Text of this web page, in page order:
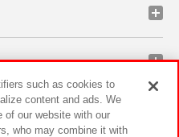
such as cookies to
content and ads. We
of our website with our
who may combine it with